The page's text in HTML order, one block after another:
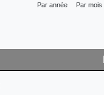
Par année Par mois